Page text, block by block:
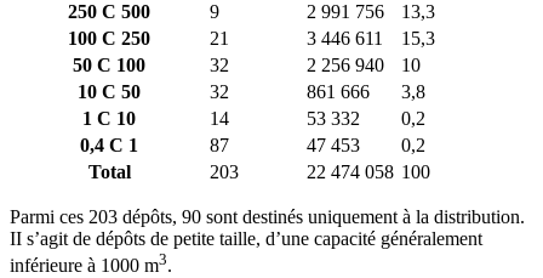
250 C 500
9 2 991 756
13,3
100 C 250
21 3 446 611
15,3
50 C 100
32 2 256 940
10
10 C 50
32 861 666
3,8
1 C 10
14 53 332
0,2
0,4 C 1
87 47 453
0,2
Total
203 22 474 058 100
Parmi ces 203 dépôts, 90 sont destinés uniquement à la distribution.
II s’agit de dépôts de petite taille, d’une capacité généralement
inférieure à 1000 m3.